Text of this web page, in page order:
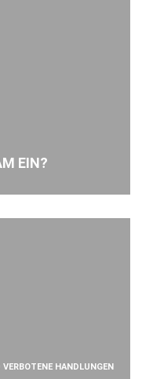
EIN?
HANDLUNGEN